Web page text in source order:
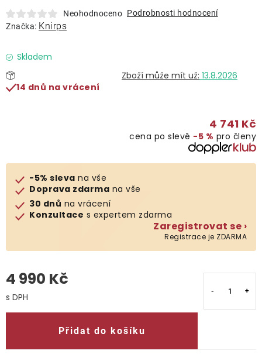
O nás
Kontakty
Neohodnoceno Podrobnosti hodnocení
Značka: Knirps
Skladem
13.8.2026
14 dnů na vrácení
4 741 Kč
cena po slevě −5 % pro členy
-5% sleva na vše
Doprava zdarma na vše
30 dnů na vrácení
Konzultace s expertem zdarma
Zaregistrovat se ›
Registrace je ZDARMA
4 990 Kč
Přidat do košíku